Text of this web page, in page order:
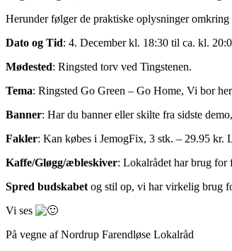
Herunder følger de praktiske oplysninger omkring
Dato og Tid: 4. December kl. 18:30 til ca. kl.
Mødested: Ringsted torv ved Tingstenen.
Tema: Ringsted Go Green – Go Home, Vi bor
Banner: Har du banner eller skilte fra sidste
Fakler: Kan købes i JemogFix, 3 stk. – 29.95 kr.
Kaffe/Gløgg/æbleskiver: Lokalrådet har brug for
Spred budskabet og stil op, vi har virkelig brug
Vi ses
På vegne af Nordrup Farendløse Lokalråd